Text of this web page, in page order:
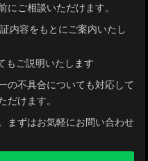
にご相談いただけます。
内容をもとにご案内いたし
もご説明いたします
の不具合についても対応して
だけます。
まずはお気軽にお問い合わせ